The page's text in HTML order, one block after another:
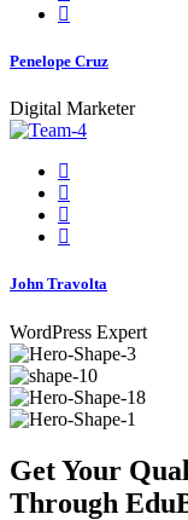
Penelope Cruz
Digital Marketer
John Travolta
WordPress Expert
Get Your
Through